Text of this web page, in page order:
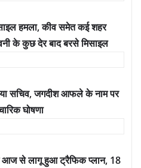
हमला, कीव समेत कई शहर
के कुछ देर बाद बरसे मिसाइल
सचिव, जगदीश आफले के नाम पर
घोषणा
आज से लागू हुआ ट्रैफिक प्लान, 18